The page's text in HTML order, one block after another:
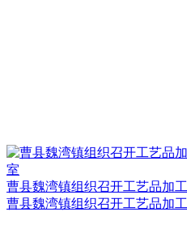
曹县魏湾镇组织召开工艺品加
曹县魏湾镇组织召开工艺品加